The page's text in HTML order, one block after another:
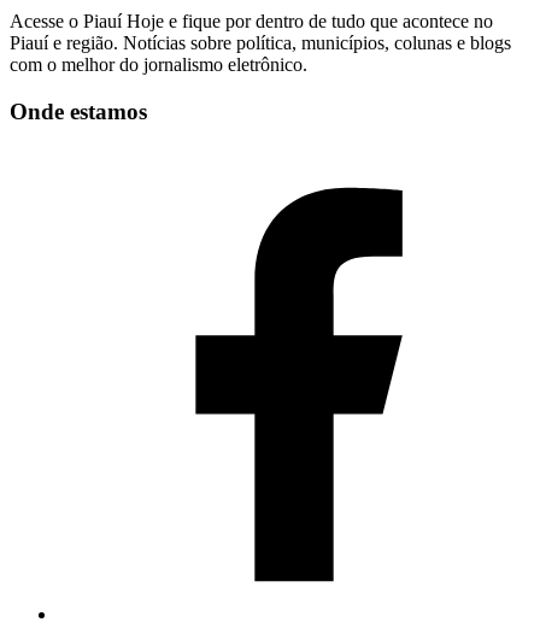
Acesse o Piauí Hoje e fique por dentro de tudo que acontece no
Piauí e região. Notícias sobre política, municípios, colunas e blogs
com o melhor do jornalismo eletrônico.
Onde estamos